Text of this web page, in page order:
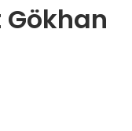
Gökhan